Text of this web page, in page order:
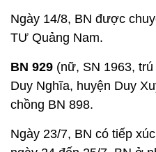
Ngày 14/8, BN được
TƯ Quảng Nam.
BN 929 (nữ, SN 1963,
Duy Nghĩa, huyện Duy
chồng BN 898.
Ngày 23/7, BN có tiếp